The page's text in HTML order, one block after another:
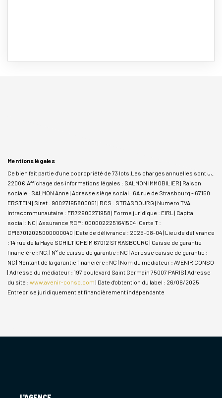
Mentions légales
Ce bien fait partie d'une copropriété de 73 lots.Les charges annuelles sont de
2200€. Affichage des informations légales : SALMON IMMOBILIER | Raison
sociale : SALMON Anne | Adresse siège social : 6A rue de Strasbourg - 67150
ERSTEIN | Siret : 90027195800051 | RCS : STRASBOURG | Numero TVA
Intracommunautaire : FR72900271958 | Forme juridique : EIRL | Capital
social : NC | Assurance RCP : 0000022251641504 | Carte T :
CPI67012025000000040 | Date de délivrance : 2025-08-04 | Lieu de délivrance
: 14 rue de la Haye SCHILTIGHEIM 67012 STRASBOURG | Caisse de garantie
financière : NC. | N° de caisse de garantie : NC | Adresse caisse de garantie :
NC | Montant de la garantie financière : NC | Nom du médiateur : AVENIR CONSO
| Adresse du médiateur : 197 boulevard Saint Germain 75007 PARIS | Adresse
du site : www.avenir-conso.com | Date d'obtention du label : 26/08/2025
Entreprise juridiquement et financièrement indépendante